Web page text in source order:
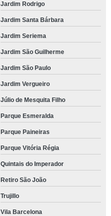
Jardim Rodrigo
Jardim Santa Bárbara
Jardim Seriema
Jardim São Guilherme
Jardim São Paulo
Jardim Vergueiro
Júlio de Mesquita Filho
Parque Esmeralda
Parque Paineiras
Parque Vitória Régia
Quintais do Imperador
Retiro São João
Trujillo
Vila Barcelona